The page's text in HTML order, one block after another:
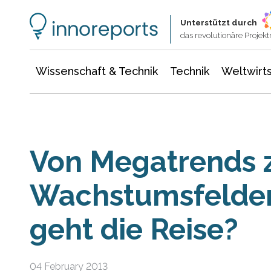
Unterstützt durch
das revolutionäre
Wissenschaft & Technik Technik
Von Megatrends
geht die Reise?
04 February 2013